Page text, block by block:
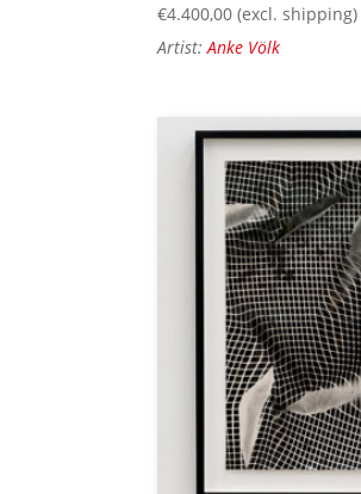
€4.400,00 (excl. shipping)
Artist:Anke Völk